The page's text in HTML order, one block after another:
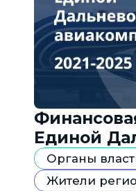
Единой
Органы
Жители